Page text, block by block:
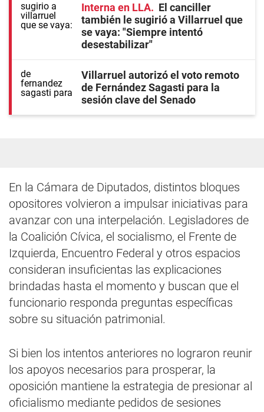
Interna en LLA
El canciller
también le sugirió a Villarruel que
se vaya: "Siempre intentó
desestabilizar"
Villarruel autorizó el voto remoto
de Fernández Sagasti para la
sesión clave del Senado
En la Cámara de Diputados, distintos bloques
opositores volvieron a impulsar iniciativas para
avanzar con una interpelación. Legisladores de
la Coalición Cívica, el socialismo, el Frente de
Izquierda, Encuentro Federal y otros espacios
consideran insuficientas las explicaciones
brindadas hasta el momento y buscan que el
funcionario responda preguntas específicas
sobre su situación patrimonial.
Si bien los intentos anteriores no lograron reunir
los apoyos necesarios para prosperar, la
oposición mantiene la estrategia de presionar al
oficialismo mediante pedidos de sesiones